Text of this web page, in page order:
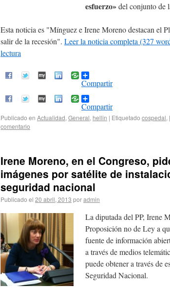
esfuerzo»del conjunto de
Esta noticia es Mínguez e Irene Moreno destacan el
salir de la recesión . Leer la noticia completa (327
lectura
Compartir
Compartir
Publicado en Actualidad, General, hellin | Etiquetado cospedal,
comentario
Irene Moreno, en el Congreso,
imágenes por satélite de
seguridad nacional
Publicado el 20 abril, 2013 poradmin
La diputada del PP, Irene
Proposición no de Ley a
fuente de información
a través de medios
puede obtener a través de
Seguridad Nacional.